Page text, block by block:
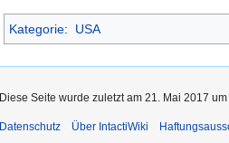
Kategorie: USA
Diese Seite wurde zuletzt am 21. Mai 2017
Datenschutz Über IntactiWiki